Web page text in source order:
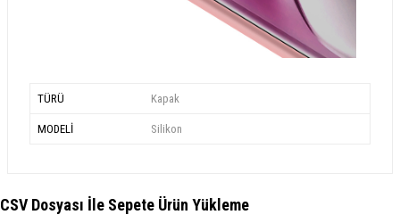
TÜRÜ Kapak
MODELİ Silikon
CSV Dosyası İle Sepete Ürün Yükleme